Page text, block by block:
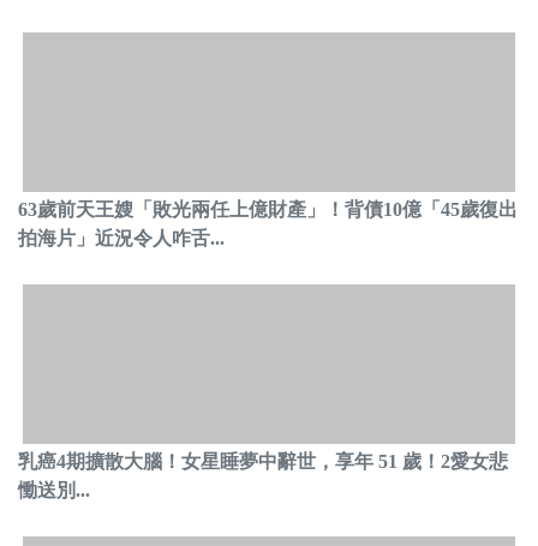
63歲前天王嫂「敗光兩任上億財產」！背債10億「45歲復出
拍海片」近況令人咋舌...
乳癌4期擴散大腦！女星睡夢中辭世，享年 51 歲！2愛女悲
慟送別...